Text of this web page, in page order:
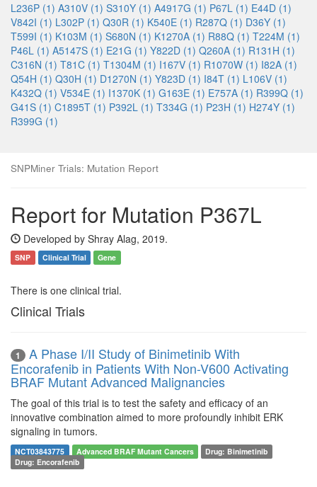
L236P (1) A310V (1) S310Y (1) A4917G (1) P67L (1) E44D (1)
V842I (1) L302P (1) Q30R (1) K540E (1) R287Q (1) D36Y (1)
T599I (1) K103M (1) S680N (1) K1270A (1) R88Q (1) T224M (1)
P46L (1) A5147S (1) E21G (1) Y822D (1) Q260A (1) R131H (1)
C316N (1) T81C (1) T1304M (1) I167V (1) R1070W (1) I82A (1)
Q54H (1) Q30H (1) D1270N (1) Y823D (1) I84T (1) L106V (1)
K432Q (1) V534E (1) I1370K (1) G163E (1) E757A (1) R399Q (1)
G41S (1) C1895T (1) P392L (1) T334G (1) P23H (1) H274Y (1)
R399G (1)
SNPMiner Trials: Mutation Report
Report for Mutation P367L
Developed by Shray Alag, 2019.
SNP Clinical Trial Gene
There is one clinical trial.
Clinical Trials
1
A Phase I/II Study of Binimetinib With
Encorafenib in Patients With Non-V600 Activating
BRAF Mutant Advanced Malignancies
The goal of this trial is to test the safety and efficacy of an
innovative combination aimed to more profoundly inhibit ERK
signaling in tumors.
NCT03843775 Advanced BRAF Mutant Cancers
Drug: Binimetinib
Drug: Encorafenib